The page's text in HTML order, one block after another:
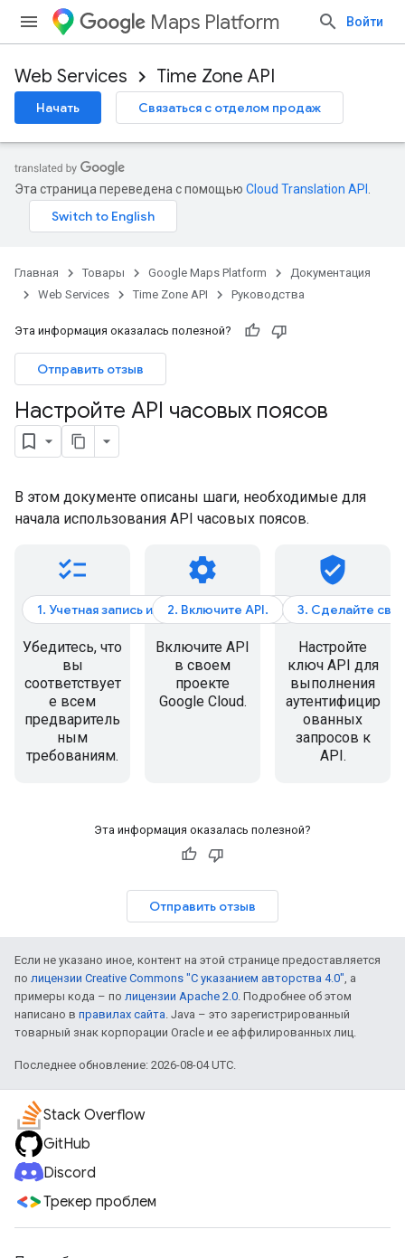
Maps Platform Войти
Web Services Time Zone API
Начать Связаться с отделом продаж
Эта страница переведена с помощью Cloud Translation API
Главная Товары Google Maps Platform
Документация
Web Services
Time Zone API Руководства
Эта информация оказалась полезной?
Отправить отзыв
Настройте API часовых поясов
В этом документе описаны шаги, необходимые для
начала использования API часовых поясов.
checklist
1. Учетная запись и выставление счетов
Убедитесь, что
вы
соответствует
е всем
предваритель
ным
требованиям.
settings
2. Включите API.
Включите API
в своем
проекте
Google Cloud.
verified_user
3. Сделайте
Настройте
ключ API для
выполнения
аутентифицир
ованных
запросов к
API.
Эта информация оказалась полезной?
Отправить отзыв
Если не указано иное, контент на этой странице предоставляется
по лицензии Creative Commons "С указанием авторства 4.0", а
примеры кода – по лицензии Apache 2.0. Подробнее об этом
написано в правилах сайта. Java – это зарегистрированный
товарный знак корпорации Oracle и ее аффилированных лиц.
Последнее обновление: 2026-08-04 UTC.
Stack Overflow
GitHub
Discord
Трекер проблем